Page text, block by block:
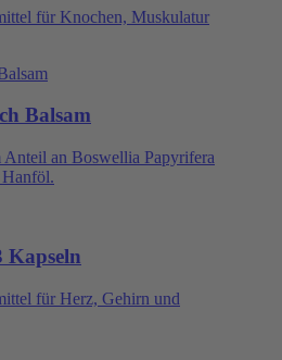
für Knochen, Muskulatur
Balsam
Anteil an Boswellia Papyrifera
Kapseln
für Herz, Gehirn und